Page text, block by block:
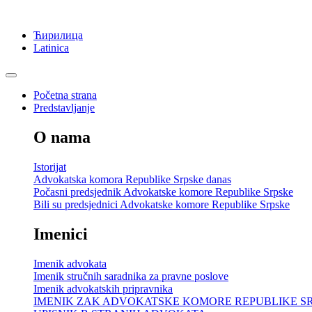
Ћирилица
Latinica
Početna strana
Predstavljanje
O nama
Istorijat
Advokatska komora Republike Srpske danas
Počasni predsjednik Advokatske komore Republike Srpske
Bili su predsjednici Advokatske komore Republike Srpske
Imenici
Imenik advokata
Imenik stručnih saradnika za pravne poslove
Imenik advokatskih pripravnika
IMENIK ZAK ADVOKATSKE KOMORE REPUBLIKE